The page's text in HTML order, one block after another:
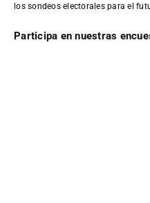
los sondeos electorales para el
Participa en nuestras